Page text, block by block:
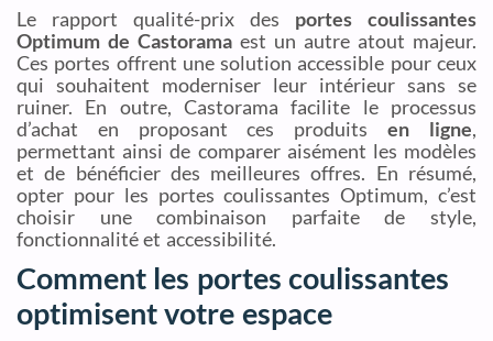
Le rapport qualité-prix des portes coulissantes
Optimum de Castorama est un autre atout majeur.
Ces portes offrent une solution accessible pour ceux
qui souhaitent moderniser leur intérieur sans se
ruiner. En outre, Castorama facilite le processus
d’achat en proposant ces produitsen ligne,
permettant ainsi de comparer aisément les modèles
et de bénéficier des meilleures offres. En résumé,
opter pour les portes coulissantes Optimum, c’est
choisir une combinaison parfaite de style,
fonctionnalité et accessibilité.
Comment les portes coulissantes
optimisent votre espace